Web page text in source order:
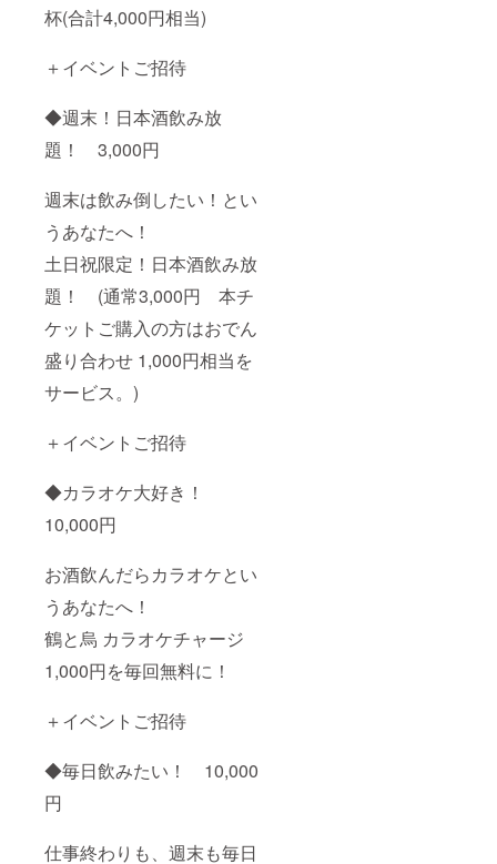
杯(合計4,000円相当)
＋イベントご招待
◆週末！日本酒飲み放
題！ 3,000円
週末は飲み倒したい！とい
うあなたへ！
土日祝限定！日本酒飲み放
題！ (通常3,000円 本チ
ケットご購入の方はおでん
盛り合わせ 1,000円相当を
サービス。)
＋イベントご招待
◆カラオケ大好き！
10,000円
お酒飲んだらカラオケとい
うあなたへ！
鶴と烏 カラオケチャージ
1,000円を毎回無料に！
＋イベントご招待
◆毎日飲みたい！ 10,000
円
仕事終わりも、週末も毎日